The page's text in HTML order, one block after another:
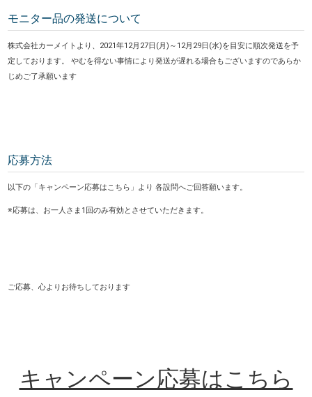
モニター品の発送について
株式会社カーメイトより、2021年12月27日(月)～12月29日(水)を目安に順次発送を予
定しております。 やむを得ない事情により発送が遅れる場合もございますのであらか
じめご了承願います
応募方法
以下の「キャンペーン応募はこちら」より 各設問へご回答願います。
※応募は、お一人さま1回のみ有効とさせていただきます。
ご応募、心よりお待ちしております
キャンペーン応募はこちら